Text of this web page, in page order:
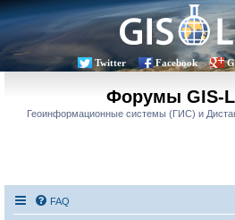
Twitter Facebook
Форумы GIS-
Геоинформационные системы (ГИС) и
FAQ